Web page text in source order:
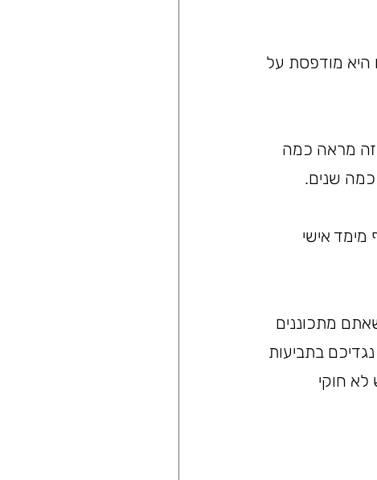
היא מודפסת על
זה מראה כמה
שנים.
מימד אישי
מתכוננים
בתביעות
חוקי